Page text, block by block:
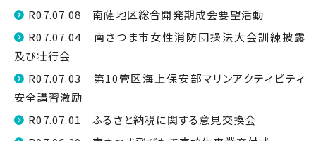
R07.07.08 南薩地区総合開発期成会要望活動
R07.07.04 南さつま市女性消防団操法大会訓練披露
及び壮行会
R07.07.03 第10管区海上保安部マリンアクティビティ
安全講習激励
R07.07.01 ふるさと納税に関する意見交換会